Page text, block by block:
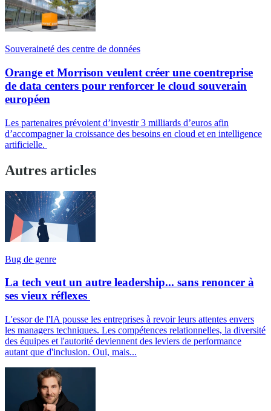
Souveraineté des centre de données
Orange et Morrison veulent créer une coentreprise
de data centers pour renforcer le cloud souverain
européen
Les partenaires prévoient d’investir 3 milliards d’euros afin
d’accompagner la croissance des besoins en cloud et en intelligence
artificielle.
Autres articles
Bug de genre
La tech veut un autre leadership... sans renoncer à
ses vieux réflexes
L'essor de l'IA pousse les entreprises à revoir leurs attentes envers
les managers techniques. Les compétences relationnelles, la diversité
des équipes et l'autorité deviennent des leviers de performance
autant que d'inclusion. Oui, mais...